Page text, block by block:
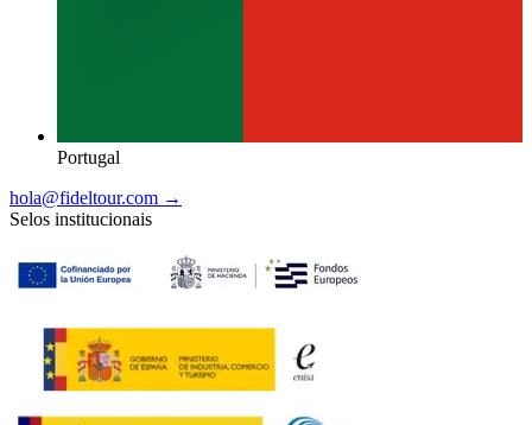
Portugal
hola@fideltour.com →
Selos institucionais